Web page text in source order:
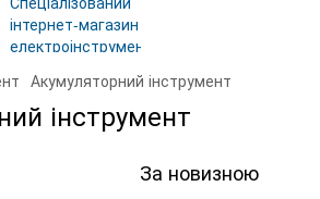
Акумуляторний інструмент
інструмент
За новизною